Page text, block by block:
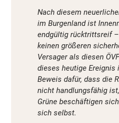
Nach diesem
im Burgenland ist
endgültig rücktrittsreif
keinen größeren
Versager als diesen
dieses heutige Ereignis
Beweis dafür, dass die
nicht handlungsfähig
Grüne beschäftigen
sich selbst.